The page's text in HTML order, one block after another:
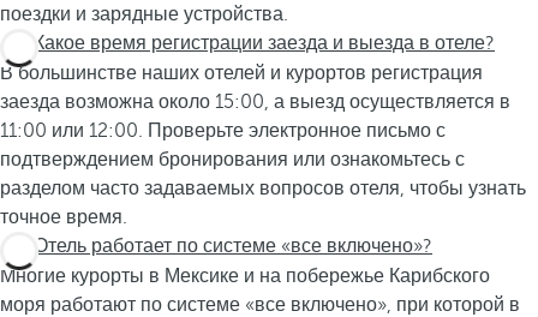
поездки и зарядные устройства.
Какое время регистрации заезда и выезда в отеле?
В большинстве наших отелей и курортов регистрация
заезда возможна около 15:00, а выезд осуществляется в
11:00 или 12:00. Проверьте электронное письмо с
подтверждением бронирования или ознакомьтесь с
разделом часто задаваемых вопросов отеля, чтобы узнать
точное время.
Отель работает по системе «все включено»?
Многие курорты в Мексике и на побережье Карибского
моря работают по системе «все включено», при которой в